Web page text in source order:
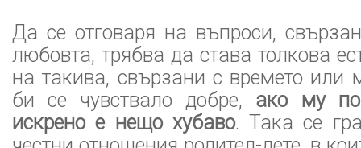
Да се отговаря на въпроси,
любовта, трябва да става толкова
на такива, свързани с времето или
би се чувствало добре, ако му
искрено е нещо хубаво. Така се